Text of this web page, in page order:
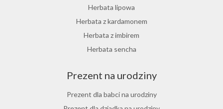
Herbata różana
Herbata z lukrecji
Herbata z rokitnika
Herbata jesienna
Herbata lipowa
Herbata z kardamonem
Herbata z imbirem
Herbata sencha
Herbata jaśminowa
Herbata jasminowa
Herbata rumiankowa
Prezent na urodziny
Prezent dla babci na urodziny